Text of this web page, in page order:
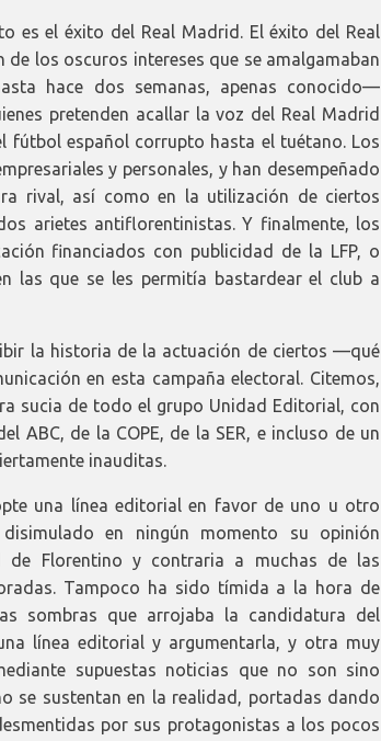
es el éxito del Real Madrid. El éxito del Real
los oscuros intereses que se amalgamaban
hace dos semanas, apenas conocido—
pretenden acallar la voz del Real Madrid
fútbol español corrupto hasta el tuétano. Los
y personales, y han desempeñado
rival, así como en la utilización de ciertos
arietes antiflorentinistas. Y finalmente, los
financiados con publicidad de la LFP, o
las que se les permitía bastardear el club a
la historia de la actuación de ciertos —qué
en esta campaña electoral. Citemos,
sucia de todo el grupo Unidad Editorial, con
ABC, de la COPE, de la SER, e incluso de un
inauditas.
una línea editorial en favor de uno u otro
en ningún momento su opinión
de Florentino y contraria a muchas de las
Tampoco ha sido tímida a la hora de
sombras que arrojaba la candidatura del
línea editorial y argumentarla, y otra muy
supuestas noticias que no son sino
se sustentan en la realidad, portadas dando
por sus protagonistas a los pocos